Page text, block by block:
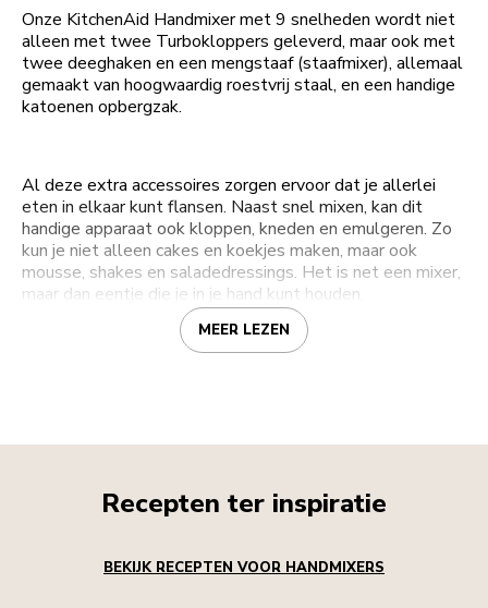
Onze KitchenAid Handmixer met 9 snelheden wordt niet
alleen met twee Turbokloppers geleverd, maar ook met
twee deeghaken en een mengstaaf (staafmixer), allemaal
gemaakt van hoogwaardig roestvrij staal, en een handige
katoenen opbergzak.
Al deze extra accessoires zorgen ervoor dat je allerlei
eten in elkaar kunt flansen. Naast snel mixen, kan dit
handige apparaat ook kloppen, kneden en emulgeren. Zo
kun je niet alleen cakes en koekjes maken, maar ook
mousse, shakes en saladedressings. Het is net een mixer,
maar dan eentje die je in je hand kunt houden.
MEER LEZEN
Recepten ter inspiratie
BEKIJK RECEPTEN VOOR HANDMIXERS